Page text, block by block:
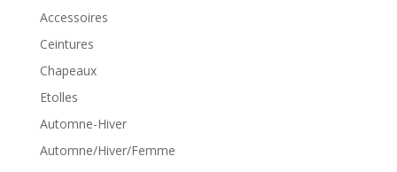
Accessoires
Ceintures
Chapeaux
Etolles
Automne-Hiver
Automne/Hiver/Femme